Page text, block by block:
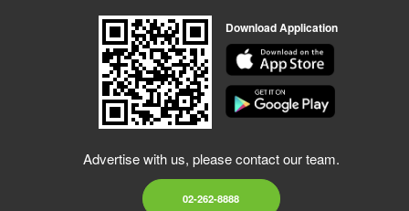
Download Application
Advertise with us, please contact our team.
02-262-8888